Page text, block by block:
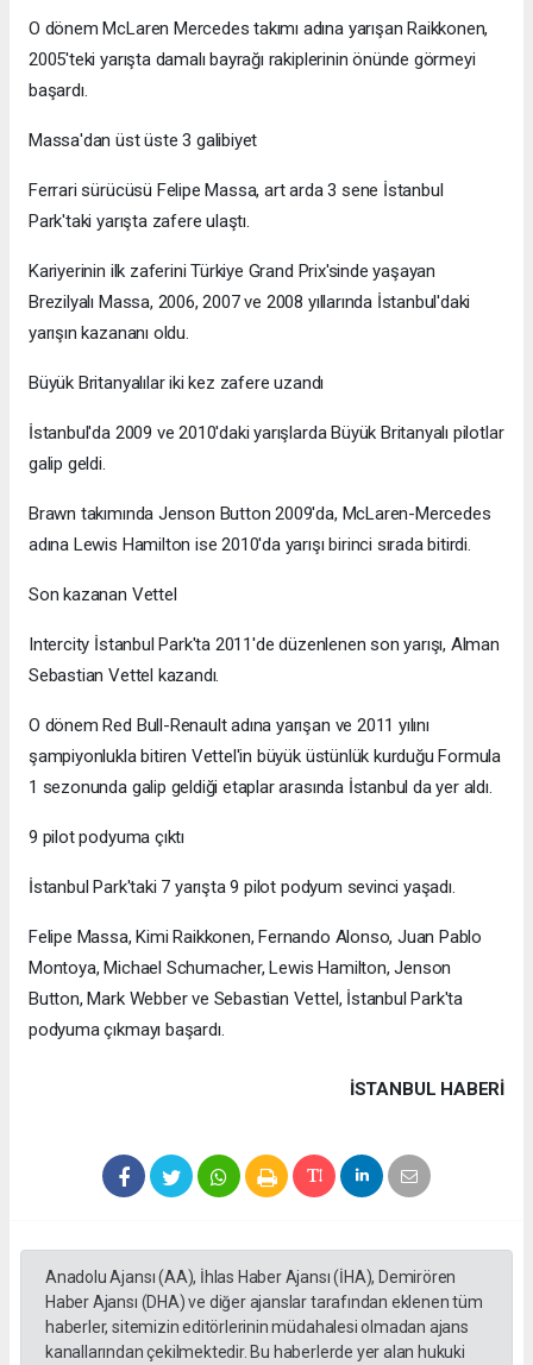
O dönem McLaren Mercedes takımı adına yarışan Raikkonen,
2005'teki yarışta damalı bayrağı rakiplerinin önünde görmeyi
başardı.
Massa'dan üst üste 3 galibiyet
Ferrari sürücüsü Felipe Massa, art arda 3 sene İstanbul
Park'taki yarışta zafere ulaştı.
Kariyerinin ilk zaferini Türkiye Grand Prix'sinde yaşayan
Brezilyalı Massa, 2006, 2007 ve 2008 yıllarında İstanbul'daki
yarışın kazananı oldu.
Büyük Britanyalılar iki kez zafere uzandı
İstanbul'da 2009 ve 2010'daki yarışlarda Büyük Britanyalı pilotlar
galip geldi.
Brawn takımında Jenson Button 2009'da, McLaren-Mercedes
adına Lewis Hamilton ise 2010'da yarışı birinci sırada bitirdi.
Son kazanan Vettel
Intercity İstanbul Park'ta 2011'de düzenlenen son yarışı, Alman
Sebastian Vettel kazandı.
O dönem Red Bull-Renault adına yarışan ve 2011 yılını
şampiyonlukla bitiren Vettel'in büyük üstünlük kurduğu Formula
1 sezonunda galip geldiği etaplar arasında İstanbul da yer aldı.
9 pilot podyuma çıktı
İstanbul Park'taki 7 yarışta 9 pilot podyum sevinci yaşadı.
Felipe Massa, Kimi Raikkonen, Fernando Alonso, Juan Pablo
Montoya, Michael Schumacher, Lewis Hamilton, Jenson
Button, Mark Webber ve Sebastian Vettel, İstanbul Park'ta
podyuma çıkmayı başardı.
İSTANBUL HABERİ
Anadolu Ajansı (AA), İhlas Haber Ajansı (İHA), Demirören
Haber Ajansı (DHA) ve diğer ajanslar tarafından eklenen tüm
haberler, sitemizin editörlerinin müdahalesi olmadan ajans
kanallarından çekilmektedir. Bu haberlerde yer alan hukuki